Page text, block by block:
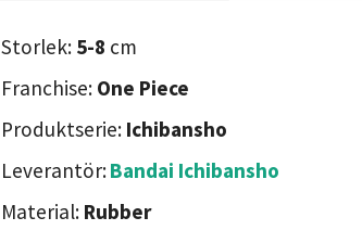
Storlek: 5-8 cm
Franchise: One Piece
Produktserie: Ichibansho
Leverantör:Bandai Ichibansho
Material: Rubber